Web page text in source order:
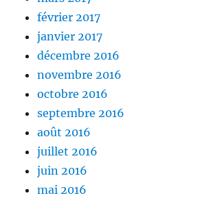
février 2017
janvier 2017
décembre 2016
novembre 2016
octobre 2016
septembre 2016
août 2016
juillet 2016
juin 2016
mai 2016